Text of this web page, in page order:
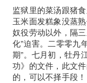
监狱里的菜汤跟猪
玉米面发糕象没蒸
奴役劳动以外，隔
化”迫害。二零零九
期”。七月初，牡丹
功》的文件，此文
的，可以不择手段！